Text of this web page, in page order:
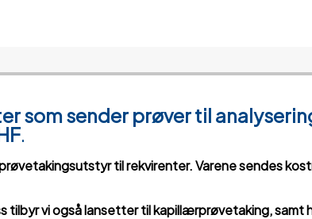
som sender prøver til
.
til rekvirenter. Varene sendes
tilbyr vi også lansetter til kapillærprøvetaking,